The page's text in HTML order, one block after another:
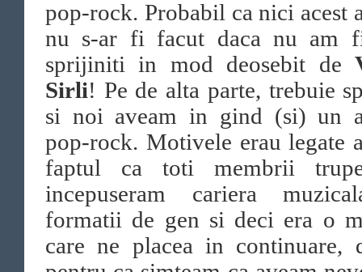
pop-rock. Probabil ca nici acest
nu s-ar fi facut daca nu am
sprijiniti in mod deosebit de
Sirli! Pe de alta parte, trebuie
si noi aveam in gind (si) un
pop-rock. Motivele erau legate
faptul ca toti membrii
incepuseram cariera
formatii de gen si deci era o
care ne placea in continuare,